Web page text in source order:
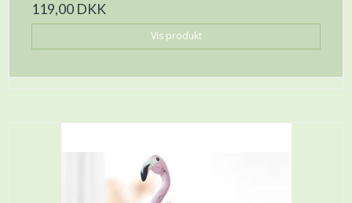
119,00 DKK
Vis produkt